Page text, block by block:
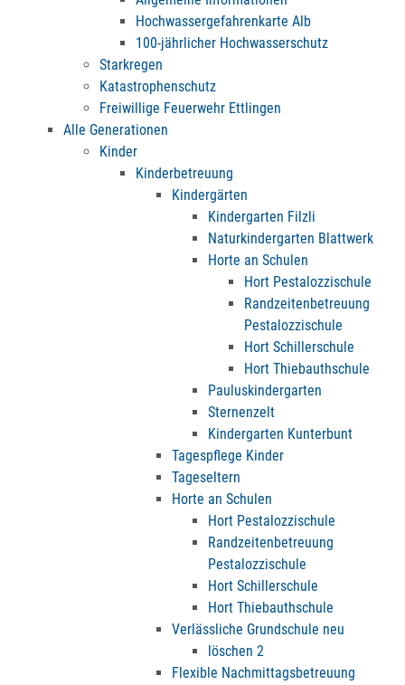
Hochwassergefahrenkarte Alb
100-jährlicher Hochwasserschutz
Starkregen
Katastrophenschutz
Freiwillige Feuerwehr Ettlingen
Alle Generationen
Kinder
Kinderbetreuung
Kindergärten
Kindergarten Filzli
Naturkindergarten Blattwerk
Horte an Schulen
Hort Pestalozzischule
Randzeitenbetreuung
Pestalozzischule
Hort Schillerschule
Hort Thiebauthschule
Pauluskindergarten
Sternenzelt
Kindergarten Kunterbunt
Tagespflege Kinder
Tageseltern
Horte an Schulen
Hort Pestalozzischule
Randzeitenbetreuung
Pestalozzischule
Hort Schillerschule
Hort Thiebauthschule
Verlässliche Grundschule neu
löschen 2
Flexible Nachmittagsbetreuung